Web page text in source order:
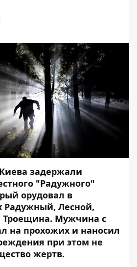
задержали
"Радужного"
орудовал в
Радужный, Лесной,
Троещина. Мужчина с
на прохожих и наносил
при этом не
жертв.